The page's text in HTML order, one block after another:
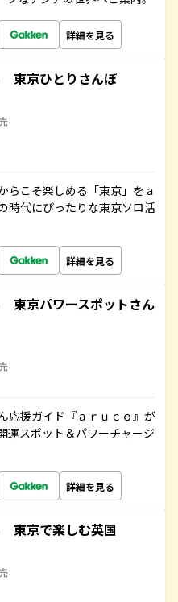
詳細を見る
東京ひとりさんぽ
らこそ楽しめる「東京」をａ
時代にぴったりな東京ソロ活
詳細を見る
東京パワースポットさん
応援ガイド『ａｒｕｃｏ』が
運スポット＆パワーチャージ
詳細を見る
東京で楽しむ英国